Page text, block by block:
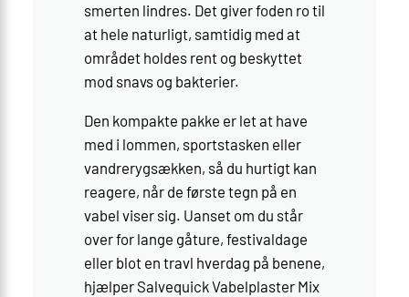
smerten lindres. Det giver foden ro til
at hele naturligt, samtidig med at
området holdes rent og beskyttet
mod snavs og bakterier.
Den kompakte pakke er let at have
med i lommen, sportstasken eller
vandrerygsækken, så du hurtigt kan
reagere, når de første tegn på en
vabel viser sig. Uanset om du står
over for lange gåture, festivaldage
eller blot en travl hverdag på benene,
hjælper Salvequick Vabelplaster Mix